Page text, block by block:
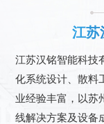
江苏
江苏汉铭智能科技
化系统设计、散料
业经验丰富，以苏
线解决方案及设备